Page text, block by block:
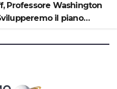
Professore Washington
il piano